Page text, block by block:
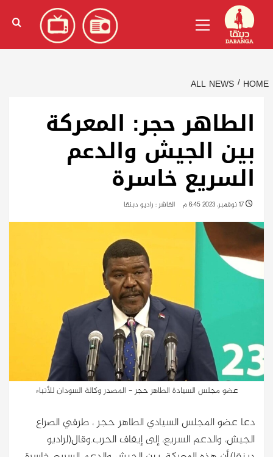
content
الإنجليزية)
Menu
HOME
ALL NEWS
الطاهر حجر: المعركة
بين الجيش والدعم
السريع خاسرة
الفاشر : راديو دبنقا
عضو مجلس السيادة الطاهر حجر - المصدر وكالة السودان للأنباء
دعا عضو المجلس السيادي الطاهر حجر ، طرفي الصراع
الجيش، والدعم السريع، إلى إيقاف الحرب.وقال(لراديو